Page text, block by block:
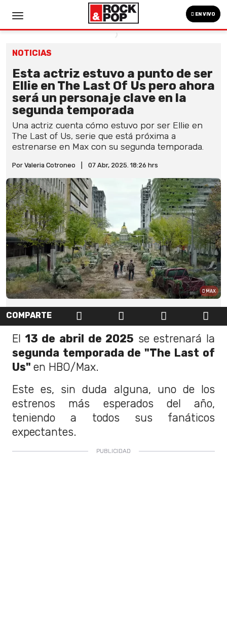
EN VIVO
NOTICIAS
Esta actriz estuvo a punto de ser
Ellie en The Last Of Us pero ahora
será un personaje clave en la
segunda temporada
Una actriz cuenta cómo estuvo por ser Ellie en
The Last of Us, serie que está próxima a
estrenarse en Max con su segunda temporada.
Por Valeria Cotroneo 07 Abr, 2025. 18:26 hrs
MAX
COMPARTE
El13 de abril de 2025 se estrenará la
segunda temporada de "The Last of
Us" en HBO/Max.
Este es, sin duda alguna, uno de los
estrenos más esperados del año,
teniendo a todos sus fanáticos
expectantes.